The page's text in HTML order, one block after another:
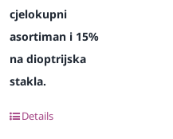
cjelokupni
asortiman i 15%
na dioptrijska
stakla.
Details